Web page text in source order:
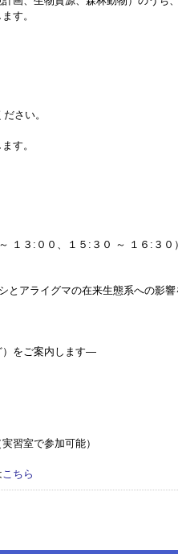
す。
さい。
す。
３:００、１５:３０ ～ １６:３０）
アライグマの在来生態系への影響
をご案内します―
室で参加可能）
こちら